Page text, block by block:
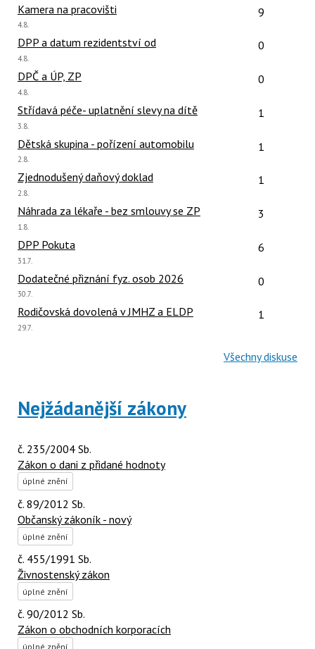
Kamera na pracovišti Počet
9
Poslední
4.8.
DPP a datum rezidentství od Počet
0
Poslední
4.8.
DPČ a ÚP, ZP Počet
0
Poslední
4.8.
Střídavá péče- uplatnění slevy na dítě Počet
1
Poslední
3.8.
Dětská skupina - pořízení automobilu Počet
1
Poslední
2.8.
Zjednodušený daňový doklad Počet
1
Poslední
2.8.
Náhrada za lékaře - bez smlouvy se ZP Počet
3
Poslední
1.8.
DPP Pokuta Počet
6
Poslední
31.7.
Dodatečné přiznání fyz. osob 2026 Počet
0
Poslední
30.7.
Rodičovská dovolená v JMHZ a ELDP Počet
1
Poslední
29.7.
Všechny diskuse
Nejžádanější zákony
č. 235/2004 Sb.
Zákon o dani z přidané hodnoty
úplné znění
č. 89/2012 Sb.
Občanský zákoník - nový
úplné znění
č. 455/1991 Sb.
Živnostenský zákon
úplné znění
č. 90/2012 Sb.
Zákon o obchodních korporacích
úplné znění